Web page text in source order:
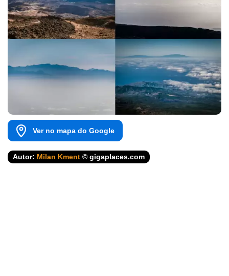
Ver no mapa do Google
Autor: Milan Kment © gigaplaces.com